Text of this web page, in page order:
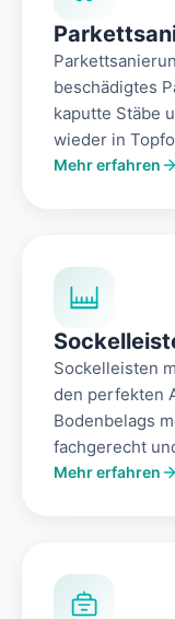
beschädigtes
kaputte Stäbe
wieder in
Mehr erfahren
Sockelleisten
den perfekten
Bodenbelags
fachgerecht
Mehr erfahren